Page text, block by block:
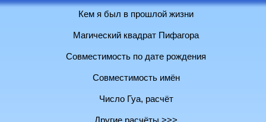
Кем я был в прошлой жизни
Магический квадрат Пифагора
Совместимость по дате рождения
Совместимость имён
Число Гуа, расчёт